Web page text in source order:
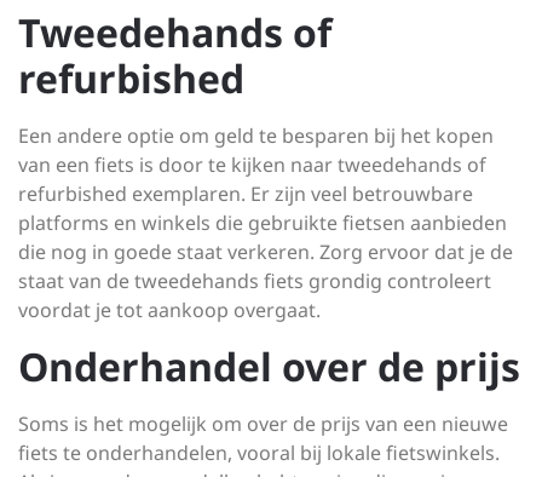
Tweedehands of
refurbished
Een andere optie om geld te besparen bij het kopen
van een fiets is door te kijken naar tweedehands of
refurbished exemplaren. Er zijn veel betrouwbare
platforms en winkels die gebruikte fietsen aanbieden
die nog in goede staat verkeren. Zorg ervoor dat je de
staat van de tweedehands fiets grondig controleert
voordat je tot aankoop overgaat.
Onderhandel over de prijs
Soms is het mogelijk om over de prijs van een nieuwe
fiets te onderhandelen, vooral bij lokale fietswinkels.